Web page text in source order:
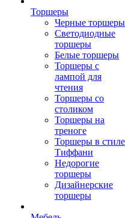
Торшеры
Черные торшеры
Светодиодные
торшеры
Белые торшеры
Торшеры с
лампой для
чтения
Торшеры со
столиком
Торшеры на
треноге
Торшеры в стиле
Тиффани
Недорогие
торшеры
Дизайнерские
торшеры